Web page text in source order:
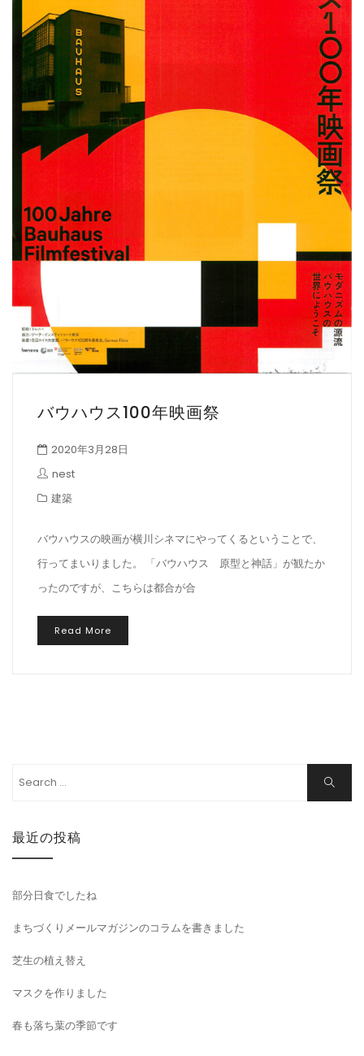
バウハウス100年映画祭
2020年3月28日
nest
建築
バウハウスの映画が横川シネマにやってくるということで、
行ってまいりました。 「バウハウス 原型と神話」が観たか
ったのですが、こちらは都合が合
Read More
Search
Search
最近の投稿
部分日食でしたね
まちづくりメールマガジンのコラムを書きました
芝生の植え替え
マスクを作りました
春も落ち葉の季節です